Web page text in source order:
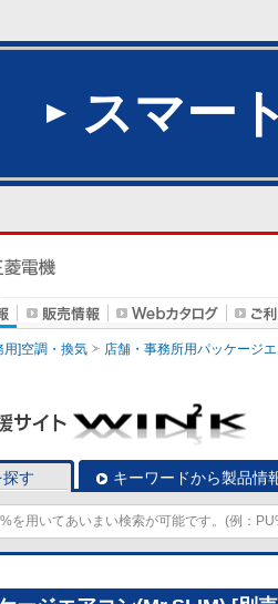
スマー
用]空調・換気 店舗・事務所用パッケージ
す キーワードから製品情